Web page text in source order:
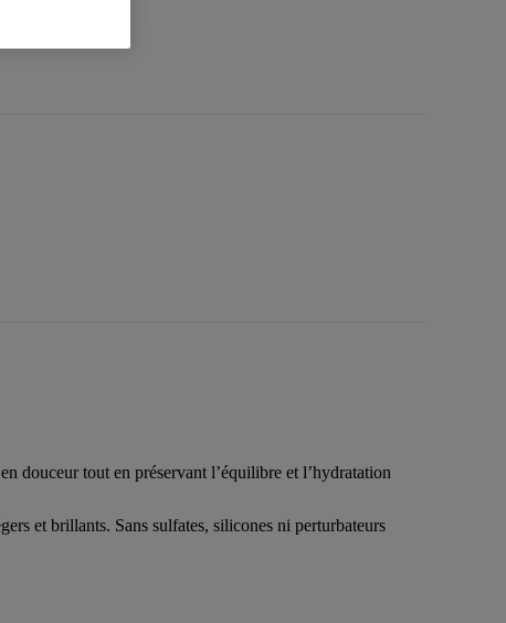
douceur tout en préservant l’équilibre et l’hydratation
et brillants. Sans sulfates, silicones ni perturbateurs